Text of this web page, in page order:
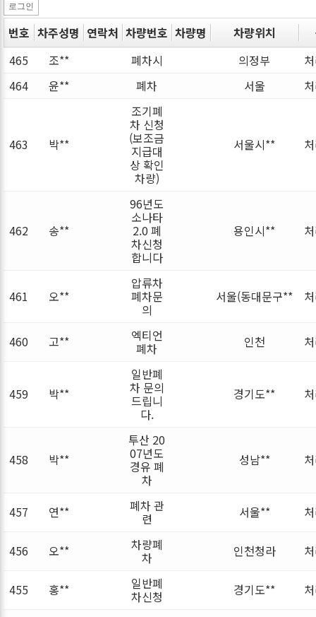
로그인
번호 차주성명 연락처 차량번호 차량명 차량위치
465
조** 폐차시 의정부
464
윤** 폐차 서울
463 박**
조기폐
차 신청
(보조금
지급대
상 확인
차량)
서울시**
462 송**
96년도
소나타
2.0 폐
차신청
합니다
용인시**
461 오**
압류차
폐차문
의
서울(동대문구**
460 고** 엑티언
폐차 인천
459 박**
일반폐
차 문의
드립니
다.
경기도**
458 박**
투산 20
07년도
경유 폐
차
성남**
457 연** 폐차 관
련 서울**
456 오** 차량폐
차 인천청라
455 홍** 일반폐
차신청 경기도**